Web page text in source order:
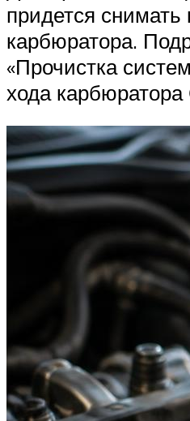
придется
карбюратора.
«Прочистка
хода карбюратора